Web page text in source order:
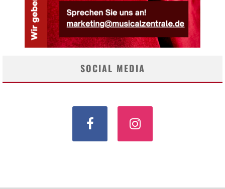
SOCIAL MEDIA